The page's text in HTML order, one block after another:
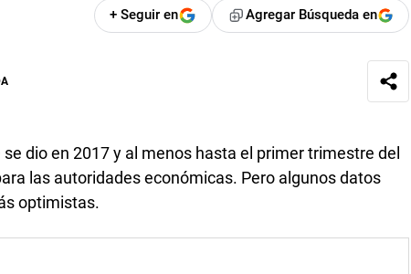
+ Seguir en Agregar Búsqueda en
dio en 2017 y al menos hasta el primer trimestre del
las autoridades económicas. Pero algunos datos
optimistas.